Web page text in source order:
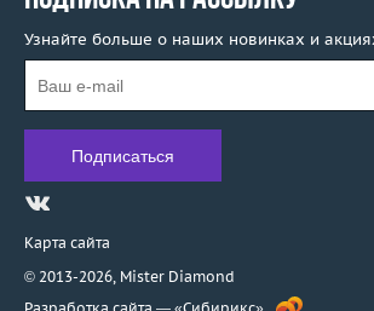
Узнайте больше о наших новинках и
Карта сайта
© 2013-2026, Mister Diamond